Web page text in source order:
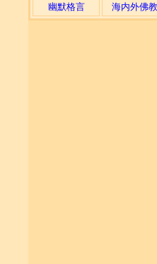
幽默格言
海内外佛教